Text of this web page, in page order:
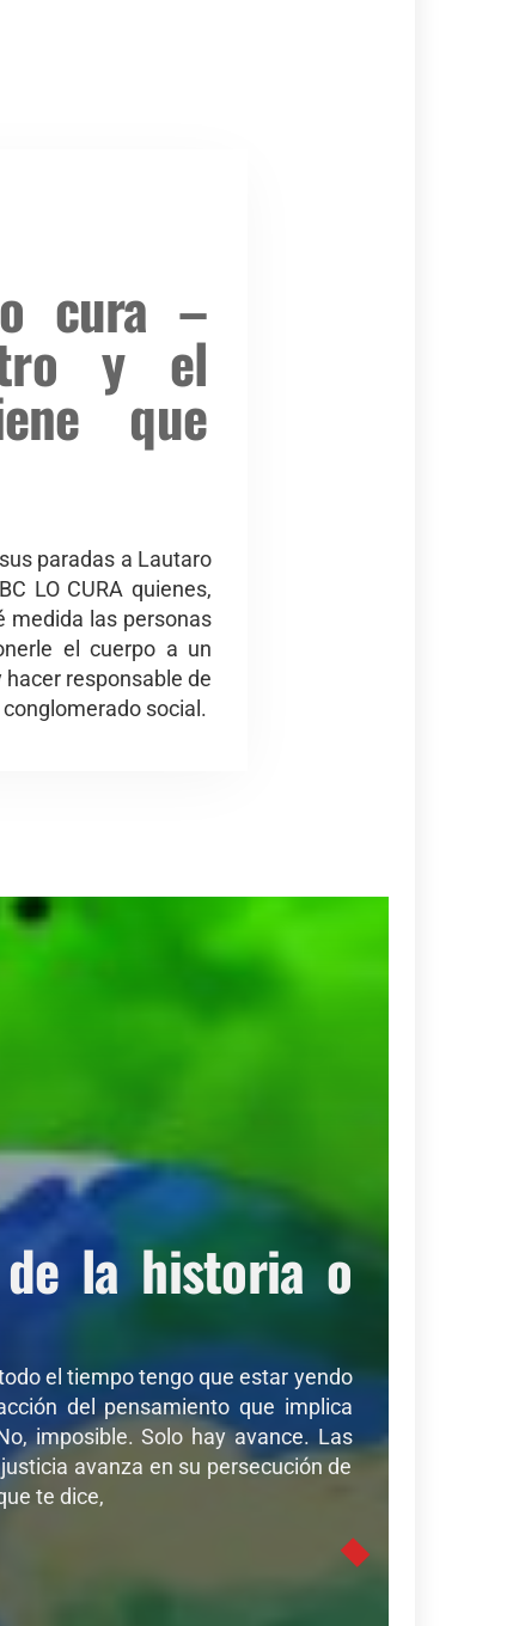
cura –
y el
que
paradas a Lautaro
LO CURA quienes,
medida las personas
el cuerpo a un
responsable de
social.
de la historia o
el tiempo tengo que estar yendo
del pensamiento que implica
imposible. Solo hay avance. Las
avanza en su persecución de
te dice,